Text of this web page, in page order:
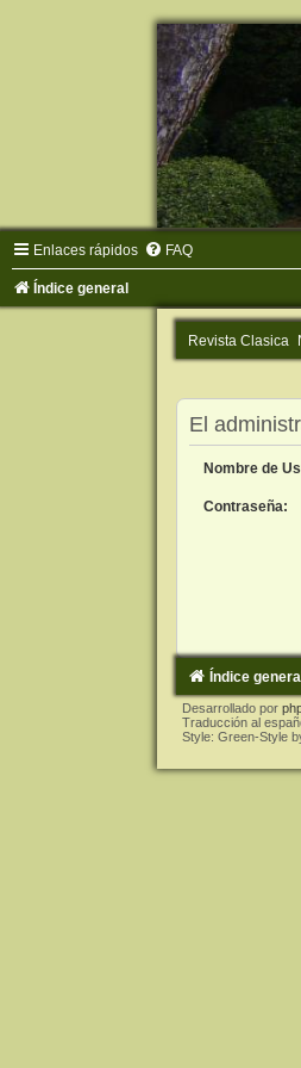
Enlaces rápidos FAQ
Índice general
Revista Clasica
El
Nombre de
Contraseña:
Índice general
Desarrollado por
Traducción al
Style: Green-Style